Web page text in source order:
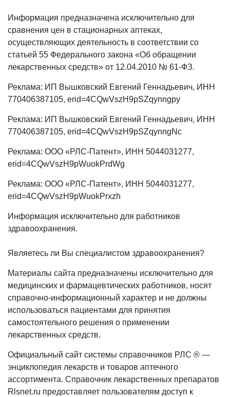
Информация предназначена исключительно для
сравнения цен в стационарных аптеках,
осуществляющих деятельность в соответствии со
статьей 55 Федерального закона «Об обращении
лекарственных средств» от 12.04.2010 № 61-ФЗ.
Реклама: ИП Вышковский Евгений Геннадьевич, ИНН
770406387105, erid=4CQwVszH9pSZqynngpy
Реклама: ИП Вышковский Евгений Геннадьевич, ИНН
770406387105, erid=4CQwVszH9pSZqynngNc
Реклама: ООО «РЛС-Патент», ИНН 5044031277,
erid=4CQwVszH9pWuokPrdWg
Реклама: ООО «РЛС-Патент», ИНН 5044031277,
erid=4CQwVszH9pWuokPrxzh
Информация исключительно для работников
здравоохранения.
Являетесь ли Вы специалистом здравоохранения?
Материалы сайта предназначены исключительно для
медицинских и фармацевтических работников, носят
справочно-информационный характер и не должны
использоваться пациентами для принятия
самостоятельного решения о применении
лекарственных средств.
Официальный сайт системы справочников РЛС ® —
энциклопедия лекарств и товаров аптечного
ассортимента. Справочник лекарственных препаратов
Rlsnet.ru предоставляет пользователям доступ к